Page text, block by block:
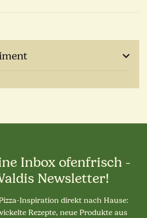
Inbox ofenfrisch -
Newsletter!
Inspiration direkt nach Hause:
Rezepte, neue Produkte aus